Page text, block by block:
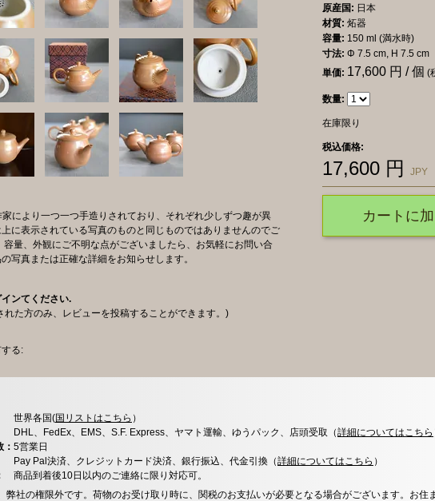
により一つ一つ手造りされており、それぞれ少しずつ趣が異
に表示されている写真のものと同じものではありませんのでご
量、外観にご不明な点がございましたら、お気軽にお問い合
写真または正確な詳細をお知らせします。
インてください.
れた方のみ、レビューを投稿することができます。)
る:
原産国: 日本
材質: 炻器
容量: 150 ml (満水時)
寸法: Φ 7.5 cm, H 7.5 cm
単価: 17,600 円 / 個 (
数量:
在庫限り
税込価格:
17,600 円 JPY
カートに
世界各国(国リストはこちら ）
DHL、FedEx、EMS、S.F. Express、ヤマト運輸、ゆうパック、店頭受取（詳細についてはこちら
5営業日
Pay Pal決済、クレジットカード決済、銀行振込、代金引換（詳細についてはこちら ）
商品到着後10日以内のご連絡に限り対応可。
弊社の権限外です。荷物のお受け取り時に、関税のお支払いが必要となる場合がございます。お住